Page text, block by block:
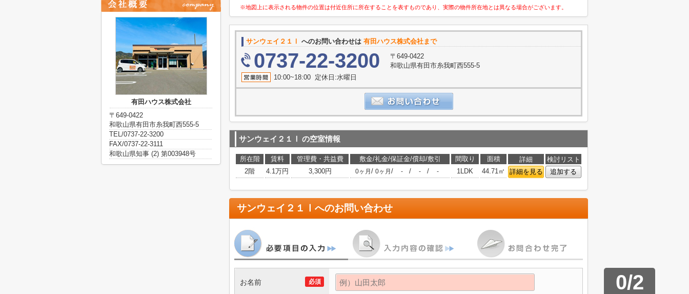
※地図上に表示される物件の位置は付近住所に所在することを表すものであり、実際の物件所在地とは異なる場合がございます。
サンウェイ２１Ⅰ へのお問い合わせは 有田ハウス株式会社まで
0737-22-3200
〒649-0422
和歌山県有田市糸我町西555-5
10:00~18:00 定休日:水曜日
サンウェイ２１Ⅰ の空室情報
所在階 賃料 管理費・共益費 敷金/礼金/保証金/償却/敷引 間取り 面積 詳細
検討リスト
2階
4.1万円 3,300円 0ヶ月 / 0ヶ月 / - / - / - 1LDK 44.71㎡ 詳細を見る 追加する
サンウェイ２１Ⅰ へのお問い合わせ
0/2
必須
お名前
有田ハウス株式会社
〒649-0422
和歌山県有田市糸我町西555-5
TEL/0737-22-3200
FAX/0737-22-3111
和歌山県知事 (2) 第003948号